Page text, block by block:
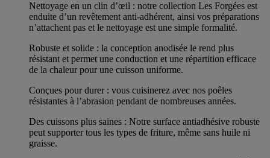
Nettoyage en un clin d’œil : notre collection Les Forgées est
enduite d’un revêtement anti-adhérent, ainsi vos préparations
n’attachent pas et le nettoyage est une simple formalité.
Robuste et solide : la conception anodisée le rend plus
résistant et permet une conduction et une répartition efficace
de la chaleur pour une cuisson uniforme.
Conçues pour durer : vous cuisinerez avec nos poêles
résistantes à l’abrasion pendant de nombreuses années.
Des cuissons plus saines : Notre surface antiadhésive robuste
peut supporter tous les types de friture, même sans huile ni
graisse.